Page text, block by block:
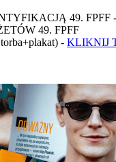
49. FPFF -
49. FPFF
- KLIKNIJ